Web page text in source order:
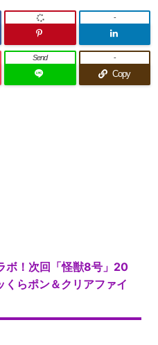
-
Send
Copy
-
ボ！次回「怪獣8号」20
らポン＆クリアファイ